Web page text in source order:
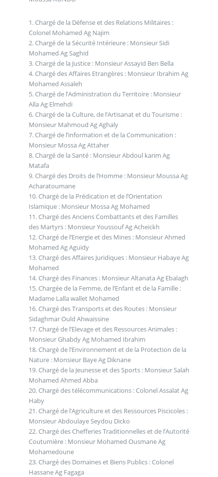
1. Chargé de la Défense et des Relations Militaires :
Colonel Mohamed Ag Najim
2. Chargé de la Sécurité Intérieure : Monsieur Sidi
Mohamed Ag Saghid
3. Chargé de la Justice : Monsieur Assayid Ben Bella
4. Chargé des Affaires Etrangères : Monsieur Ibrahim Ag
Mohamed Assaleh
5. Chargé de l’Administration du Territoire : Monsieur
Alla Ag Elmehdi
6. Chargé de la Culture, de l’Artisanat et du Tourisme :
Monsieur Mahmoud Ag Aghaly
7. Chargé de l’information et de la Communication :
Monsieur Mossa Ag Attaher
8. Chargé de la Santé : Monsieur Abdoul karim Ag
Matafa
9. Chargé des Droits de l’Homme : Monsieur Moussa Ag
Acharatoumane
10. Chargé de la Prédication et de l’Orientation
Islamique : Monsieur Mossa Ag Mohamed
11. Chargé des Anciens Combattants et des Familles
des Martyrs : Monsieur Youssouf Ag Acheickh
12. Chargé de l’Energie et des Mines : Monsieur Ahmed
Mohamed Ag Aguidy
13. Chargé des Affaires Juridiques : Monsieur Habaye Ag
Mohamed
14. Chargé des Finances : Monsieur Altanata Ag Ebalagh
15. Chargée de la Femme, de l’Enfant et de la Famille :
Madame Lalla wallet Mohamed
16. Chargé des Transports et des Routes : Monsieur
Sidaghmar Ould Ahwaïssine
17. Chargé de l’Elevage et des Ressources Animales :
Monsieur Ghabdy Ag Mohamed Ibrahim
18. Chargé de l’Environnement et de la Protection de la
Nature : Monsieur Baye Ag Diknane
19. Chargé de la Jeunesse et des Sports : Monsieur Salah
Mohamed Ahmed Abba
20. Chargé des télécommunications : Colonel Assalat Ag
Haby
21. Chargé de l’Agriculture et des Ressources Piscicoles :
Monsieur Abdoulaye Seydou Dicko
22. Chargé des Chefferies Traditionnelles et de l’Autorité
Coutumière : Monsieur Mohamed Ousmane Ag
Mohamedoune
23. Chargé des Domaines et Biens Publics : Colonel
Hassane Ag Fagaga